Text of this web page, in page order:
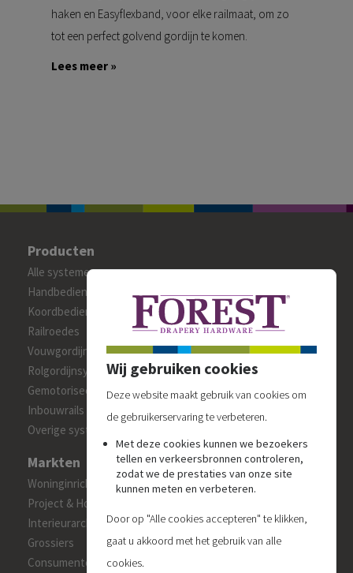
haken en Easyflexband, voor elke railmaat, om zo
tot een perfect golvend gordijn te komen.
Lees meer »
Producten
Alle systemen
Handbediende gordijnrails
Koordbediende gordijnrails
Railroedes
Vouwgordijnsystemen
Rolgordijnsystemen
Gemotoriseerde systemen
Inbouwrails
Overige systemen
Markten
Woninginrichters en interieuradviseurs
Project & Hospitality
Interieurarchitecten
Grossiers
Consumenten
Wij gebruiken cookies
Deze website maakt gebruik van cookies om
de gebruikerservaring te verbeteren.
Met deze cookies kunnen we bezoekers
tellen en verkeersbronnen controleren,
zodat we de prestaties van onze site
kunnen meten en verbeteren.
Door op "Alle cookies accepteren" te klikken,
gaat u akkoord met het gebruik van alle
cookies.